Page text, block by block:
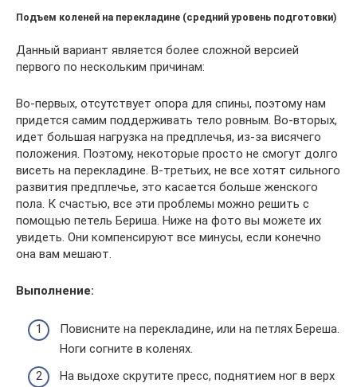
Подъем коленей на перекладине (средний уровень подготовки)
Данный вариант является более сложной версией
первого по нескольким причинам:
Во-первых, отсутствует опора для спины, поэтому нам
придется самим поддерживать тело ровным. Во-вторых,
идет большая нагрузка на предплечья, из-за висячего
положения. Поэтому, некоторые просто не смогут долго
висеть на перекладине. В-третьих, не все хотят сильного
развития предплечье, это касается больше женского
пола. К счастью, все эти проблемы можно решить с
помощью петель Бериша. Ниже на фото вы можете их
увидеть. Они компенсируют все минусы, если конечно
она вам мешают.
Выполнение:
Повисните на перекладине, или на петлях Береша.
Ноги согните в коленях.
На выдохе скрутите пресс, поднятием ног в верх